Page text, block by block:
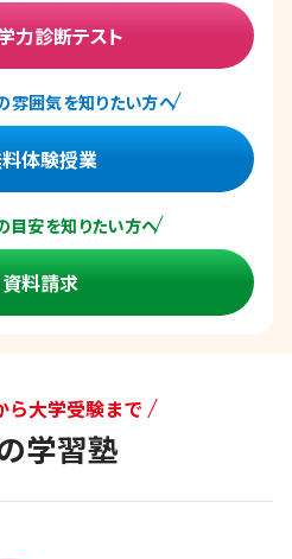
力診断テスト
雰囲気を知りたい方へ
体験授業
目安を知りたい方へ
資料請求
ら大学受験まで
学習塾